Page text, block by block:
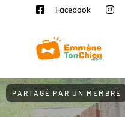
Facebook
PARTAGÉ PAR UN MEMBRE